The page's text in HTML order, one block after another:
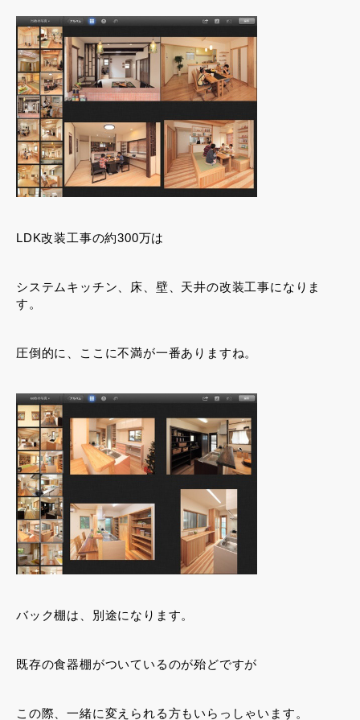
LDK改装工事の約300万は
システムキッチン、床、壁、天井の改装工事になりま
す。
圧倒的に、ここに不満が一番ありますね。
バック棚は、別途になります。
既存の食器棚がついているのが殆どですが
この際、一緒に変えられる方もいらっしゃいます。